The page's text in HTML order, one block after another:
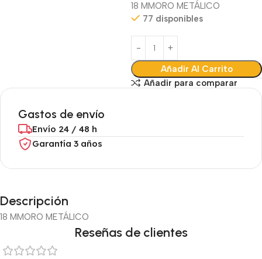
18 MMORO METÁLICO
77 disponibles
Añadir Al Carrito
Añadir para comparar
Gastos de envío
Envío 24 / 48 h
Garantía 3 años
Descripción
18 MMORO METÁLICO
Reseñas de clientes